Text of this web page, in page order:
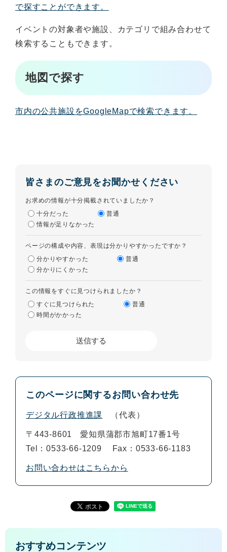
で探すことができます。
イベントの対象者や施設、カテゴリで組み合わせて
検索することもできます。
地図で探す
市内の公共施設をGoogleMapで検索できます。
皆さまのご意見をお聞かせください
お求めの情報が十分掲載されていましたか？
十分だった
普通
情報が足りなかった
ページの構成や内容、表現は分かりやすかったですか？
分かりやすかった
普通
分かりにくかった
この情報をすぐに見つけられましたか？
すぐに見つけられた
普通
時間がかかった
このページに関するお問い合わせ先
デジタル行政推進課 代表
〒443-8601
愛知県蒲郡市旭町17番1号
Tel：0533-66-1209
Fax：0533-66-1183
お問い合わせはこちらから
おすすめコンテンツ